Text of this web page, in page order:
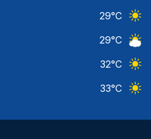
29°C
29°C
32°C
33°C